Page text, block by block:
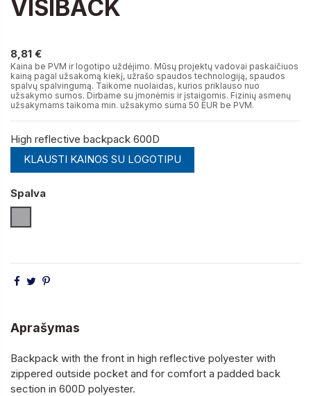
VISIBACK
8,81 €
Kaina be PVM ir logotipo uždėjimo. Mūsų projektų vadovai paskaičiuos
kainą pagal užsakomą kiekį, užrašo spaudos technologiją, spaudos
spalvų spalvingumą. Taikome nuolaidas, kurios priklauso nuo
užsakymo sumos. Dirbame su įmonėmis ir įstaigomis. Fizinių asmenų
užsakymams taikoma min. užsakymo suma 50 EUR be PVM.
High reflective backpack 600D
KLAUSTI KAINOS SU LOGOTIPU
Spalva
Aprašymas
Backpack with the front in high reflective polyester with
zippered outside pocket and for comfort a padded back
section in 600D polyester.